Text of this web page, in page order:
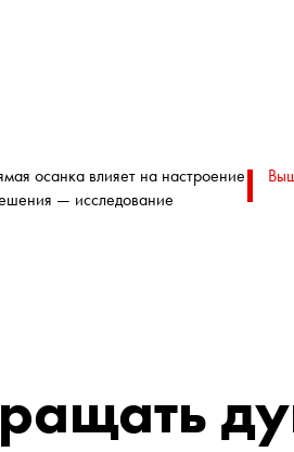
осанка влияет на настроение
— исследование